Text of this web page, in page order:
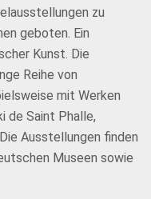
zu
geboten. Ein
Kunst. Die
Reihe von
mit Werken
de Saint Phalle,
Ausstellungen finden
Museen sowie